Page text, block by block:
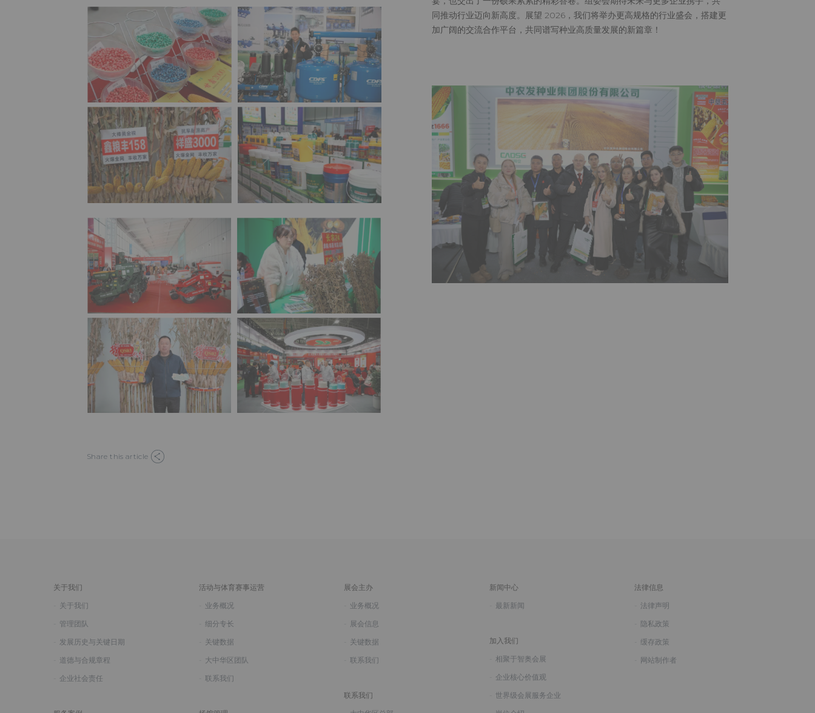
同推动行业迈向新高度。展望 2026，我们将举办更高规格的行业盛会，搭建更
加广阔的交流合作平台，共同谱写种业高质量发展的新篇章！​
Share this article
关于我们
关于我们
管理团队
发展历史与关键日期
道德与合规章程
企业社会责任
活动与体育赛事运营
业务概况
细分专长
关键数据
大中华区团队
联系我们
展会主办
业务概况
展会信息
关键数据
联系我们
联系我们
新闻中心
最新新闻
加入我们
相聚于智奥会展
企业核心价值观
世界级会展服务企业
法律信息
法律声明
隐私政策
缓存政策
网站制作者